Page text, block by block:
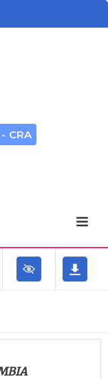
CRA